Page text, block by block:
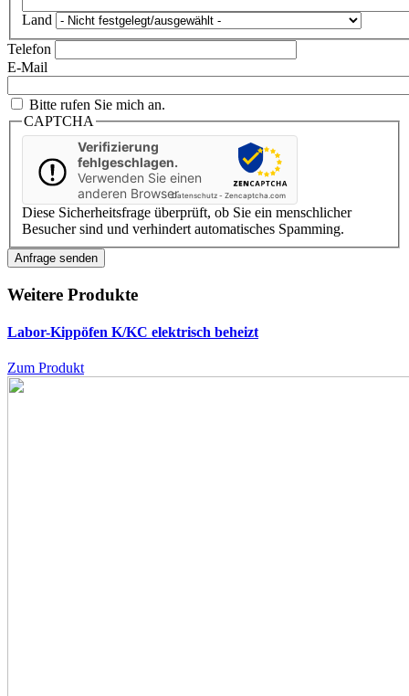
Land
Telefon
E-Mail
Bitte rufen Sie mich an.
CAPTCHA
Verifizierung
fehlgeschlagen.
Verwenden Sie einen
anderen BrowserDatenschutz - Zencaptcha.com
Diese Sicherheitsfrage überprüft, ob Sie ein menschlicher
Besucher sind und verhindert automatisches Spamming.
Weitere Produkte
Labor-Kippöfen K/KC elektrisch beheizt
Zum Produkt